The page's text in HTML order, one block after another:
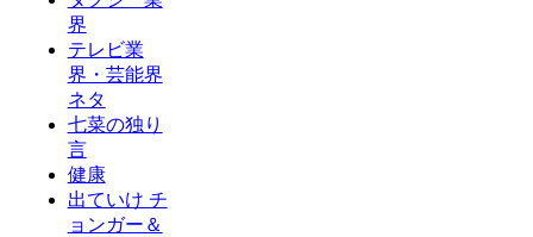
界
テレビ業
界・芸能界
ネタ
七菜の独り
言
健康
出ていけ チ
ョンガー＆